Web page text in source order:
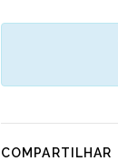
COMPARTILHAR